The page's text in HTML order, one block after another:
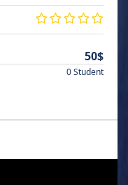
50$
0 Student